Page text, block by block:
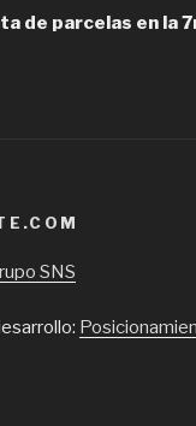
de parcelas en la
SNS